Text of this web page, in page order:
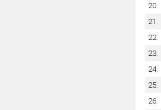
20.
21.
22.
23.
24.
25.
26.